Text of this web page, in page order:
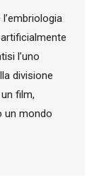
l’uno
divisione
film,
un mondo